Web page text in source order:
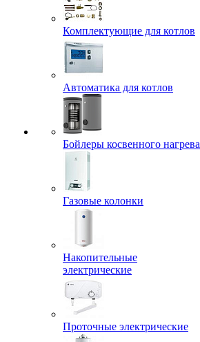
Комплектующие для котлов
Автоматика для котлов
Бойлеры косвенного нагрева
Газовые колонки
Накопительные
электрические
Проточные электрические